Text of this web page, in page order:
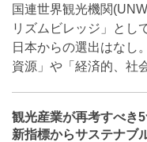
国連世界観光機関
リズムビレッジ」とし
日本からの選出はなし
資源」や「経済的、社
観光産業が再考すべき
新指標からサステナブ